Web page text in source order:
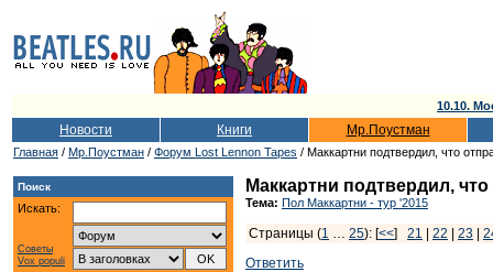
10.10.
Новости Книги Мр.Поустман
Главная / Мр.Поустман / Форум Lost Lennon Tapes / Маккартни подтвердил, что
Поиск
Искать:
Советы
Vox populi
Маккартни подтвердил,
Тема: Пол Маккартни - тур '2015
Страницы (1 … 25): [<<] 21 22 23
Ответить